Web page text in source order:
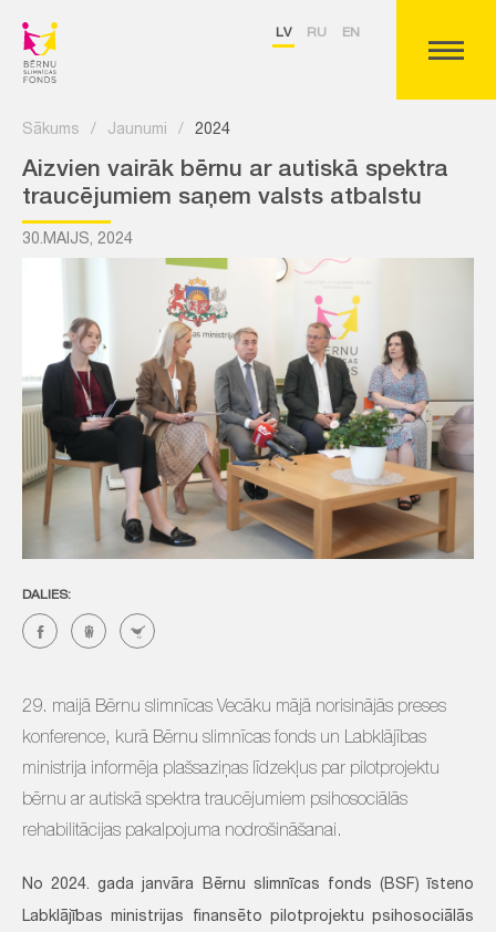
LV RU EN
Sākums / Jaunumi / 2024
Aizvien vairāk bērnu ar autiskā spektra
traucējumiem saņem valsts atbalstu
30.MAIJS, 2024
DALIES:
29. maijā Bērnu slimnīcas Vecāku mājā norisinājās preses
konference, kurā Bērnu slimnīcas fonds un Labklājības
ministrija informēja plašsaziņas līdzekļus par pilotprojektu
bērnu ar autiskā spektra traucējumiem psihosociālās
rehabilitācijas pakalpojuma nodrošināšanai.
No 2024. gada janvāra Bērnu slimnīcas fonds (BSF) īsteno
Labklājības ministrijas finansēto pilotprojektu psihosociālās